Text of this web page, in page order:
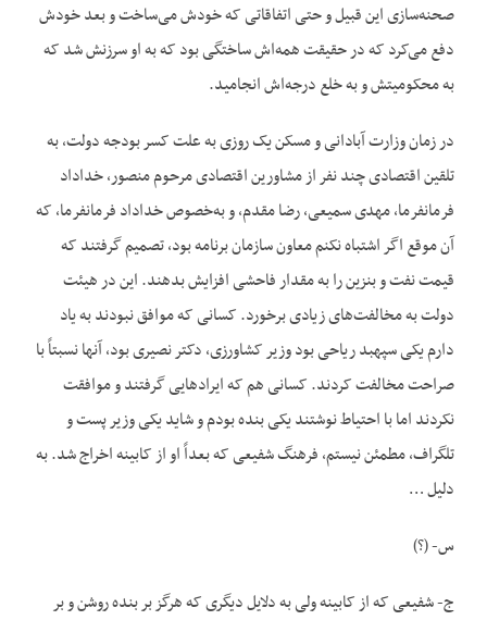
صحنه‌سازی این قبیل و حتی اتفاقاتی که خودش می‌ساخت و بعد خودش
دفع می‌کرد که در حقیقت همه‌اش ساختگی بود که به او سرزنش شد که
به محکومیتش و به خلع درجه‌اش انجامید.
در زمان وزارت آبادانی و مسکن یک روزی به علت کسر بودجه دولت، به
تلقین اقتصادی چند نفر از مشاورین اقتصادی مرحوم منصور، خداداد
فرمانفرما، مهدی سمیعی، رضا مقدم، و به‌خصوص خداداد فرمانفرما، که
آن موقع اگر اشتباه نکنم معاون سازمان برنامه بود، تصمیم گرفتند که
قیمت نفت و بنزین را به مقدار فاحشی افزایش بدهند. این در هیئت
دولت به مخالفت‌های زیادی برخورد. کسانی که موافق نبودند به یاد
دارم یکی سپهبد ریاحی بود وزیر کشاورزی، دکتر نصیری بود، آنها نسبتاً با
صراحت مخالفت کردند. کسانی هم که ایرادهایی گرفتند و موافقت
نکردند اما با احتیاط نوشتند یکی بنده بودم و شاید یکی وزیر پست و
تلگراف، مطمئن نیستم، فرهنگ شفیعی که بعداً او از کابینه اخراج شد. به
دلیل …
س- (؟)
ج- شفیعی که از کابینه ولی به دلایل دیگری که هرگز بر بنده روشن و بر